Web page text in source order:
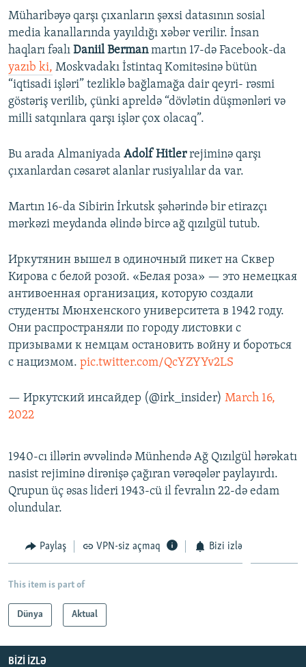
Müharibəyə qarşı çıxanların şəxsi datasının sosial
media kanallarında yayıldığı xəbər verilir. İnsan
haqları fəalı Daniil Bermanmartın 17-də Facebook-da
yazıb ki, Moskvadakı İstintaq Komitəsinə bütün
“iqtisadi işləri” tezliklə bağlamağa dair qeyri- rəsmi
göstəriş verilib, çünki apreldə “dövlətin düşmənləri və
milli satqınlara qarşı işlər çox olacaq”.
Bu arada Almaniyada Adolf Hitlerrejiminə qarşı
çıxanlardan cəsarət alanlar rusiyalılar da var.
Martın 16-da Sibirin İrkutsk şəhərində bir etirazçı
mərkəzi meydanda əlində bircə ağ qızılgül tutub.
Иркутянин вышел в одиночный пикет на Сквер
Кирова с белой розой. «Белая роза» — это немецкая
антивоенная организация, которую создали
студенты Мюнхенского университета в 1942 году.
Они распространяли по городу листовки с
призывами к немцам остановить войну и бороться
с нацизмом. pic.twitter.com/QcYZYYv2LS
— Иркутский инсайдер (@irk_insider) March 16,
2022
1940-cı illərin əvvəlində Münhendə Ağ Qızılgül hərəkatı
nasist rejiminə dirənişə çağıran vərəqələr paylayırdı.
Qrupun üç əsas lideri 1943-cü il fevralın 22-də edam
olundular.
Paylaş VPN-siz açmaq Bizi izlə
This item is part of
Dünya Aktual
BIZI IZLƏ